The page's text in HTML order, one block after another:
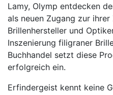
Lamy, Olymp entdecken
als neuen Zugang zur
Brillenhersteller und
Inszenierung filigraner
Buchhandel setzt diese
erfolgreich ein.
Erfindergeist kennt keine